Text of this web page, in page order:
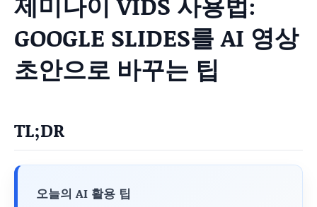
GOOGLE SLIDES를 AI 영상
초안으로 바꾸는 팁
TL;DR
오늘의 AI 활용 팁